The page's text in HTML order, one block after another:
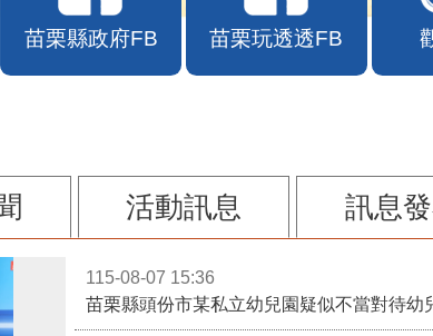
苗栗縣政府FB 苗栗玩透透FB
活動訊息 訊息
115-08-07 15:36
苗栗縣頭份市某私立幼兒園疑似不當對待幼